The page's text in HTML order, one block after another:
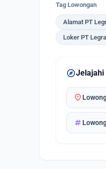
Tag Lowongan
Alamat PT
Loker PT
exploreJelajahi
location_on
tag